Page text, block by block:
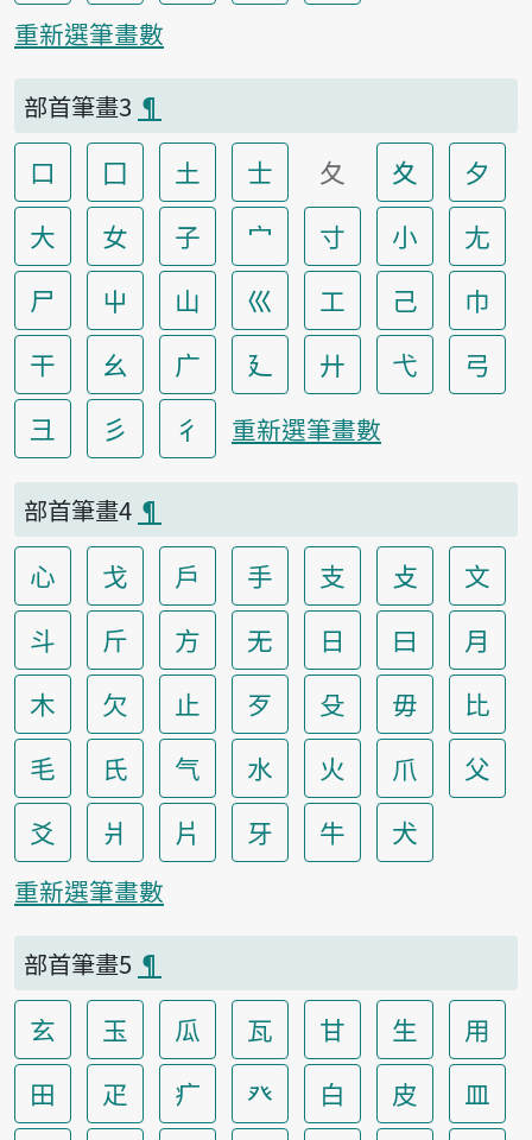
重新選筆畫數
部首筆畫3 ¶
口 囗 土 士 夂 夊
夕
大
女 子 宀 寸 小
尢
尸
屮 山 巛 工 己
巾
干
幺 广 廴 廾 弋
弓
彐
彡 彳 重新選筆畫數
部首筆畫4 ¶
心 戈 戶 手 支 攴
文
斗
斤 方 无 日 曰
月
木
欠 止 歹 殳 毋
比
毛
氏 气 水 火 爪
父
爻
爿 片 牙 牛 犬
重新選筆畫數
部首筆畫5 ¶
玄 玉 瓜 瓦 甘 生
用
田
疋 疒 癶 白 皮
皿